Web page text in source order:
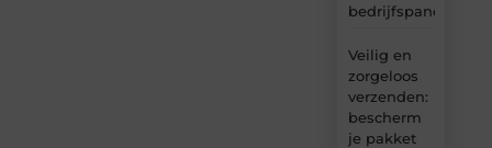
bedrijfspanden
Veilig en
zorgeloos
verzenden:
bescherm
je pakket